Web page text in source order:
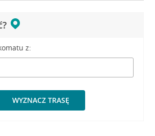
z:
WYZNACZ TRASĘ